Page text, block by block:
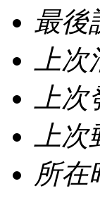
最後
上
上
上
所在